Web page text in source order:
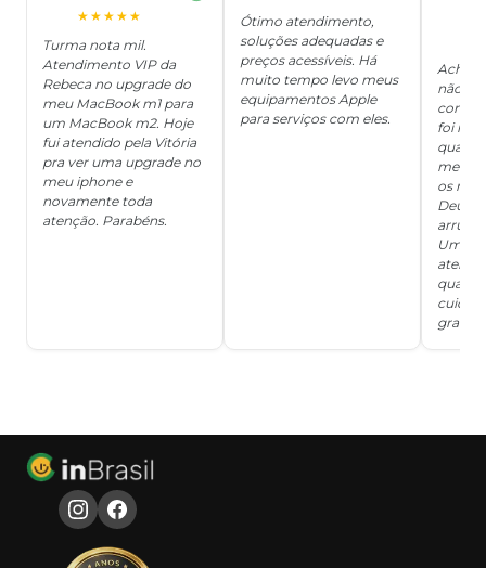
★★★★★
Turma nota mil.
Atendimento VIP da
Rebeca no upgrade do
meu MacBook m1 para
um MacBook m2. Hoje
fui atendido pela Vitória
pra ver uma upgrade no
meu iphone e
novamente toda
atenção. Parabéns.
Ótimo atendimento,
soluções adequadas e
preços acessíveis. Há
muito tempo levo meus
equipamentos Apple
para serviços com eles.
Achei
não
foi
me
os
Deus,
Um
grata!!!